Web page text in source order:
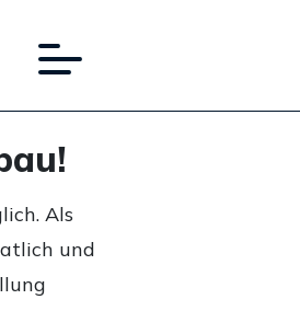
Als
und